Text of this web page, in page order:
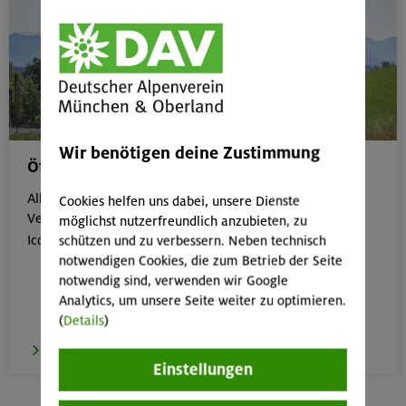
Öffentliche Anreise
Alle Veranstaltungen, die gut mit öffentlichen
Verkehrsmitteln erreichbar sind, erkennst du an dem
Icon: 
zur Übersicht
Wir benötigen deine Zustimmung
Cookies helfen uns dabei, unsere Dienste
möglichst nutzerfreundlich anzubieten, zu
schützen und zu verbessern. Neben technisch
notwendigen Cookies, die zum Betrieb der Seite
notwendig sind, verwenden wir Google
Analytics, um unsere Seite weiter zu optimieren.
(Details)
Einstellungen